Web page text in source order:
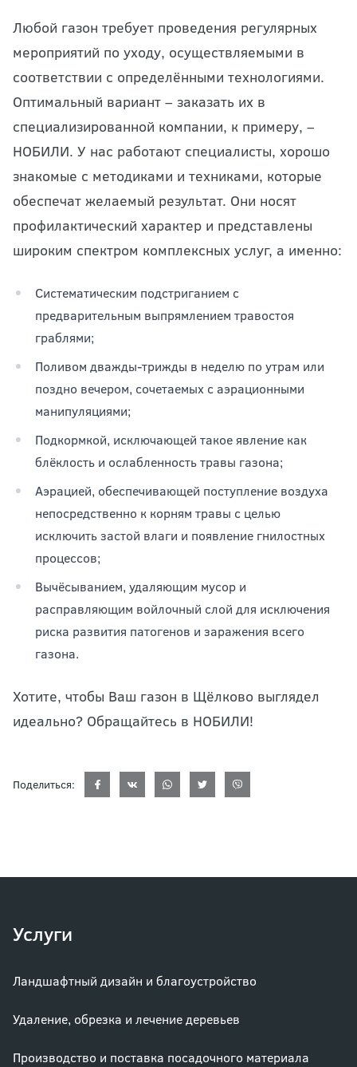
Любой газон требует проведения регулярных
мероприятий по уходу, осуществляемыми в
соответствии с определёнными технологиями.
Оптимальный вариант – заказать их в
специализированной компании, к примеру, –
НОБИЛИ. У нас работают специалисты, хорошо
знакомые с методиками и техниками, которые
обеспечат желаемый результат. Они носят
профилактический характер и представлены
широким спектром комплексных услуг, а именно:
Систематическим подстриганием с
предварительным выпрямлением травостоя
граблями;
Поливом дважды-трижды в неделю по утрам или
поздно вечером, сочетаемых с аэрационными
манипуляциями;
Подкормкой, исключающей такое явление как
блёклость и ослабленность травы газона;
Аэрацией, обеспечивающей поступление воздуха
непосредственно к корням травы с целью
исключить застой влаги и появление гнилостных
процессов;
Вычёсыванием, удаляющим мусор и
расправляющим войлочный слой для исключения
риска развития патогенов и заражения всего
газона.
Хотите, чтобы Ваш газон в Щёлково выглядел
идеально? Обращайтесь в НОБИЛИ!
Поделиться:
Услуги
Ландшафтный дизайн и благоустройство
Удаление, обрезка и лечение деревьев
Производство и поставка посадочного материала